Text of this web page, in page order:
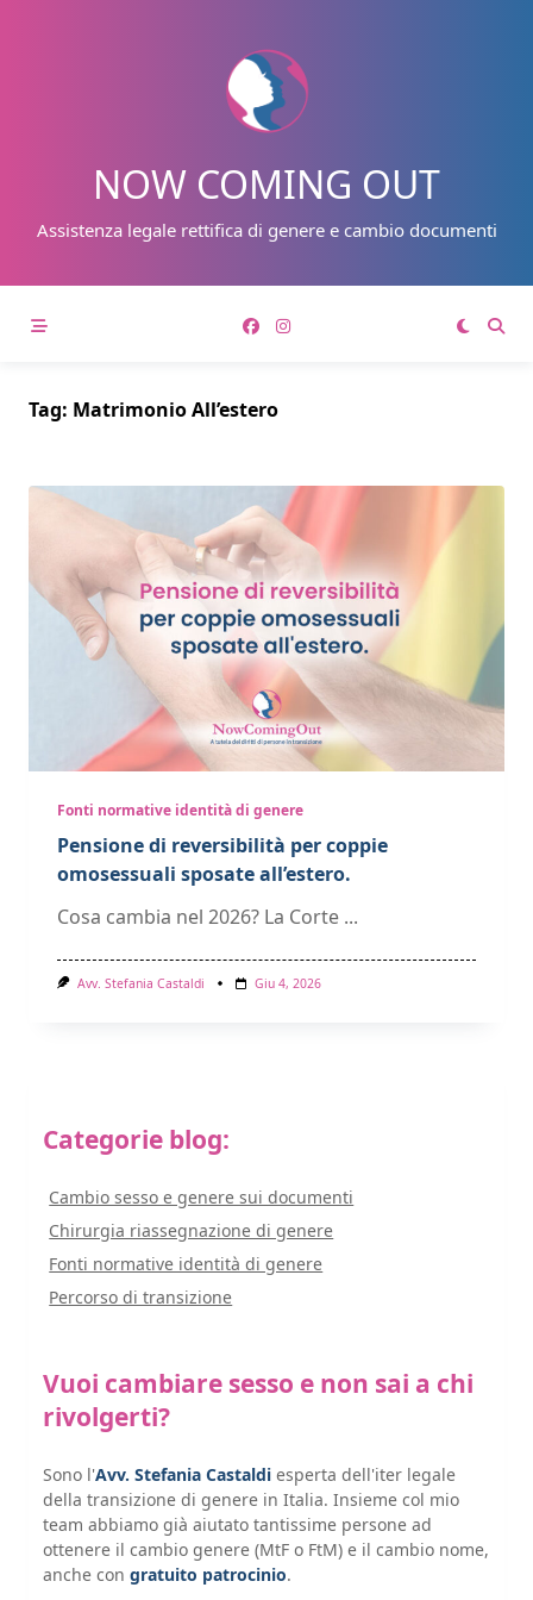
NOW COMING OUT
Assistenza legale rettifica di genere e cambio documenti
Tag: Matrimonio All’estero
Fonti normative identità di genere
Pensione di reversibilità per coppie
omosessuali sposate all’estero.
Cosa cambia nel 2026? La Corte ...
Avv. Stefania Castaldi Giu 4, 2026
Categorie blog:
Cambio sesso e genere sui documenti
Chirurgia riassegnazione di genere
Fonti normative identità di genere
Percorso di transizione
Vuoi cambiare sesso e non sai a chi
rivolgerti?
Sono l'Avv. Stefania Castaldi esperta dell'iter legale
della transizione di genere in Italia. Insieme col mio
team abbiamo già aiutato tantissime persone ad
ottenere il cambio genere (MtF o FtM) e il cambio nome,
anche con gratuito patrocinio.